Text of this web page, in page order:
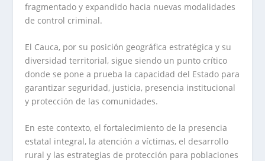
fragmentado y expandido hacia nuevas modalidades
de control criminal.
El Cauca, por su posición geográfica estratégica y su
diversidad territorial, sigue siendo un punto crítico
donde se pone a prueba la capacidad del Estado para
garantizar seguridad, justicia, presencia institucional
y protección de las comunidades.
En este contexto, el fortalecimiento de la presencia
estatal integral, la atención a víctimas, el desarrollo
rural y las estrategias de protección para poblaciones